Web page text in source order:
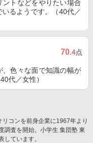
トなどをやりたい場合
るようです。（40代／
70.4点
色々な面で知識の幅が
代／女性）
コンを前身企業に1967年より
調査を開始。小学生 集団塾 東
ています。